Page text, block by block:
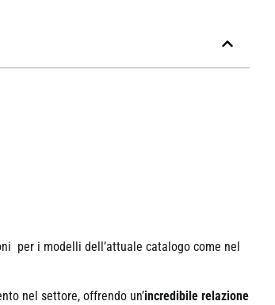
per i modelli dell’attuale catalogo come nel
nel settore, offrendo un’incredibile relazione